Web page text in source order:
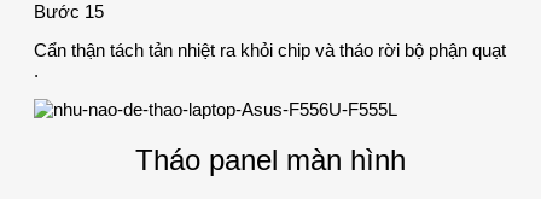
Bước 15
Cẩn thận tách tản nhiệt ra khỏi chip và tháo rời bộ phận quạt
.
Tháo panel màn hình